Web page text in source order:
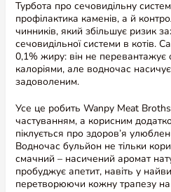
профілактика каменів, а й
чинників, який збільшує ризик
сечовидільної системи в котів.
0,1% жиру: він не перевантажує
калоріями, але водночас
задоволеним.
частуванням, а корисним
піклується про здоров’я
Водночас бульйон не тільки
смачний – насичений аромат
пробуджує апетит, навіть у
перетворюючи кожну трапезу
Переглянути більше
Відгуки та питання
Відгуки (1) Питання (0)